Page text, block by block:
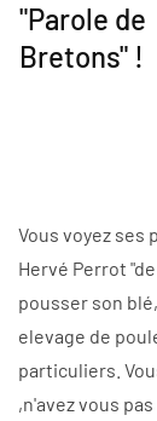
"Parole de
Bretons" !
Vous voyez ses
Hervé Perrot
pousser son
elevage de
particuliers.
,n'avez vous